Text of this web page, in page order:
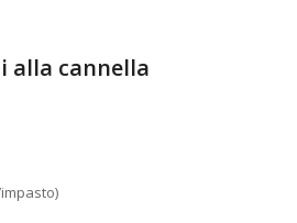
alla cannella